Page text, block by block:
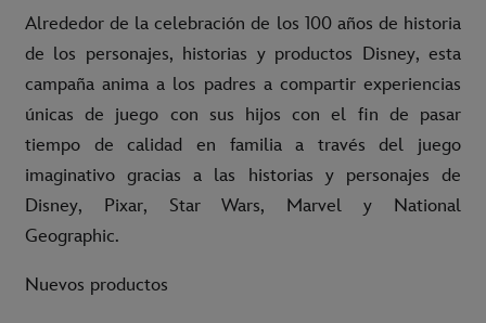
Alrededor de la celebración de los 100 años de historia
de los personajes, historias y productos Disney, esta
campaña anima a los padres a compartir experiencias
únicas de juego con sus hijos con el fin de pasar
tiempo de calidad en familia a través del juego
imaginativo gracias a las historias y personajes de
Disney, Pixar, Star Wars, Marvel y National
Geographic.
Nuevos productos